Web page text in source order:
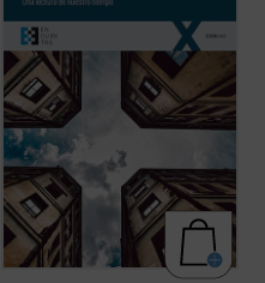
configuración personal de un hombre por
las realidades ...(ver ficha)